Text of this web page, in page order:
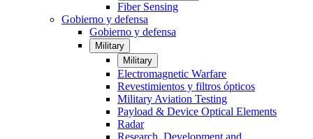
Fiber Sensing
Gobierno y defensa
Gobierno y defensa
Military
Military
Electromagnetic Warfare
Revestimientos y filtros ópticos
Military Aviation Testing
Payload & Device Optical Elements
Radar